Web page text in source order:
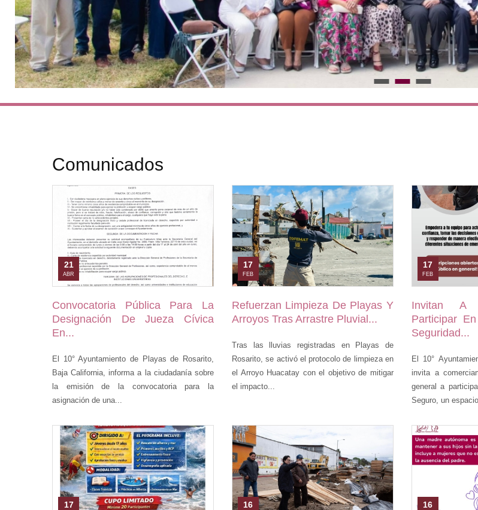
Comunicados
21
ABR
Convocatoria Pública Para La
Designación De Jueza Cívica
En...
El 10° Ayuntamiento de Playas de Rosarito,
Baja California, informa a la ciudadanía sobre
la emisión de la convocatoria para la
asignación de una...
17
FEB
Refuerzan Limpieza De Playas Y
Arroyos Tras Arrastre Pluvial...
Tras las lluvias registradas en Playas de
Rosarito, se activó el protocolo de limpieza en
el Arroyo Huacatay con el objetivo de mitigar
el impacto...
17
FEB
Invitan A
Participar
Seguridad...
El 10°
invita a
general a
Seguro, un
17 16 16